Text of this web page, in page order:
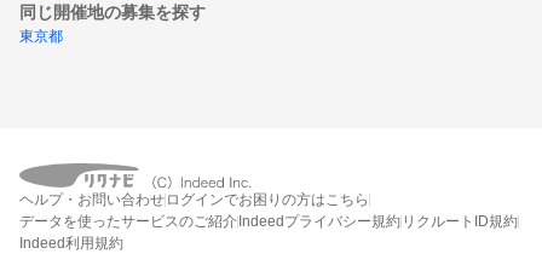
同じ開催地の募集を探す
東京都
エントリーするとプログラムの詳細案内を
受け取れるようになります
ヘルプ・お問い合わせ ログインでお困りの方はこちら
データを使ったサービスのご紹介 Indeedプライバシー規約 リクルートID規約
Indeed利用規約